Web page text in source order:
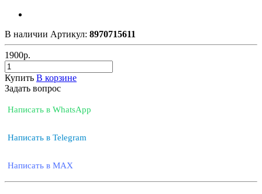
В наличии Артикул: 8970715611
1900р.
Купить В корзине
Задать вопрос
Написать в WhatsApp
Написать в Telegram
Написать в MAX